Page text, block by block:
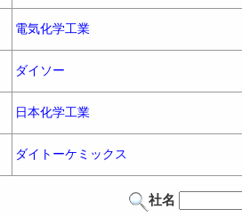
電気化学工業
ダイソー
日本化学工業
ダイトーケミックス
社名